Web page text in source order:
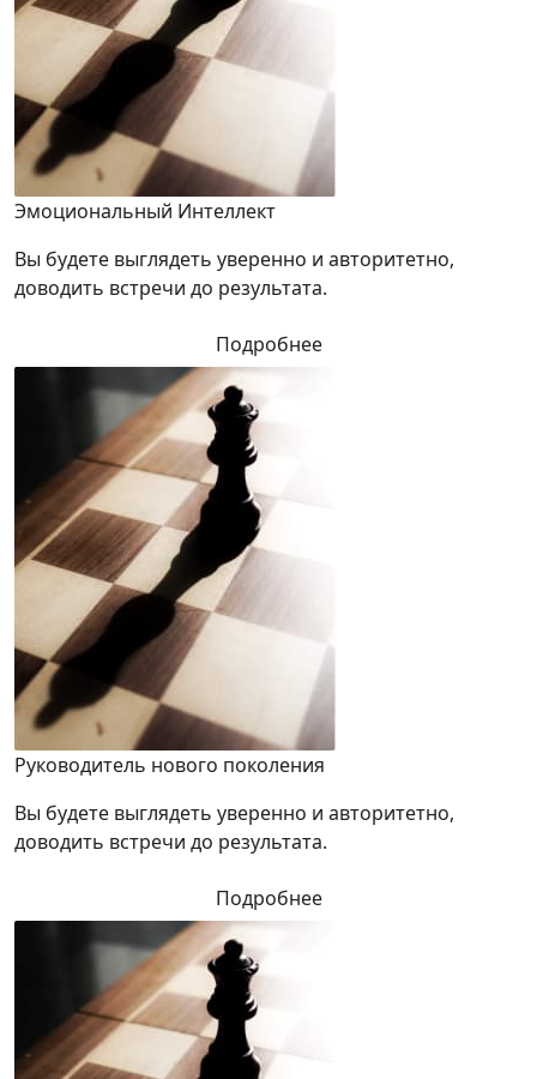
Эмоциональный Интеллект
Вы будете выглядеть уверенно и авторитетно,
доводить встречи до результата.
Подробнее
Руководитель нового поколения
Вы будете выглядеть уверенно и авторитетно,
доводить встречи до результата.
Подробнее